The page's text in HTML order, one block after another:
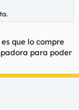
que lo compre
para poder